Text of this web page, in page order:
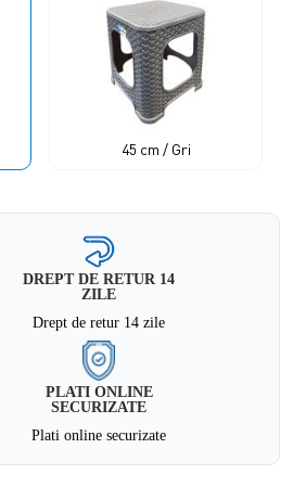
45 cm / Gri
DREPT DE RETUR 14
ZILE
Drept de retur 14 zile
PLATI ONLINE
SECURIZATE
Plati online securizate